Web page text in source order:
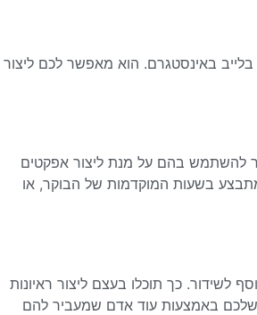
באינסטגרם. הוא מאפשר לכם ליצור
להשתמש בהם על מנת ליצור אפקטים
בשעות המוקדמות של הבוקר, או
לשידור. כך תוכלו בעצם ליצור ראיונות
באמצעות עוד אדם שמעביר להם